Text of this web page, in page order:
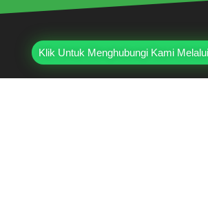
Klik Untuk Menghubungi Kami